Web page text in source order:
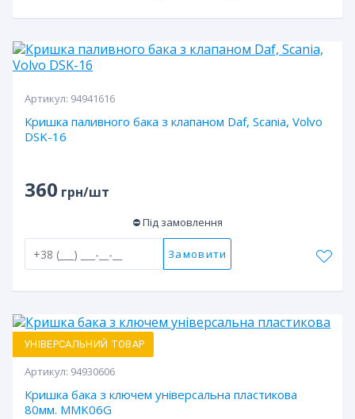
Артикул: 94941616
Кришка паливного бака з клапаном Daf, Scania, Volvo
DSK-16
360 грн/шт
⛔ Під замовлення
Замовити
УНІВЕРСАЛЬНИЙ ТОВАР
Артикул: 94930606
Кришка бака з ключем універсальна пластикова
80мм. MMK06G